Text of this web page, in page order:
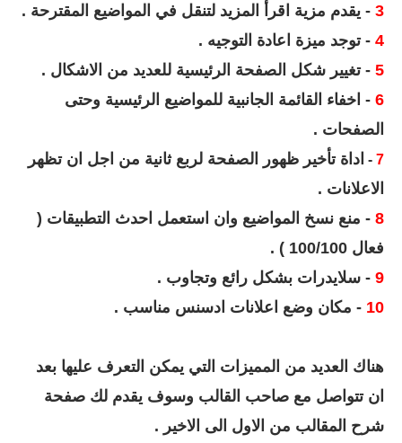
3 - يقدم مزية اقرأ المزيد لتنقل في المواضيع المقترحة .
4 - توجد ميزة اعادة التوجيه .
5 - تغيير شكل الصفحة الرئيسية للعديد من الاشكال .
6 - اخفاء القائمة الجانبية للمواضيع الرئيسية وحتى
الصفحات .
7
- اداة تأخير ظهور الصفحة لربع ثانية من اجل ان تظهر
الاعلانات .
8 - منع نسخ المواضيع وان استعمل احدث التطبيقات (
فعال 100/100 ) .
9 - سلايدرات بشكل رائع وتجاوب .
10 - مكان وضع اعلانات ادسنس مناسب .
هناك العديد من المميزات التي يمكن التعرف عليها بعد
ان تتواصل مع صاحب القالب وسوف يقدم لك صفحة
شرح المقالب من الاول الى الاخير .